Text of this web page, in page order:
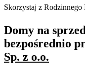
Skorzystaj z
Domy na
bezpośrednio
Sp. z o.o.